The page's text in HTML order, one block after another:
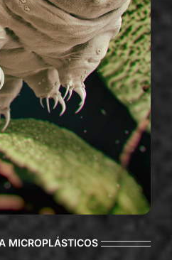
MICROPLÁSTICOS